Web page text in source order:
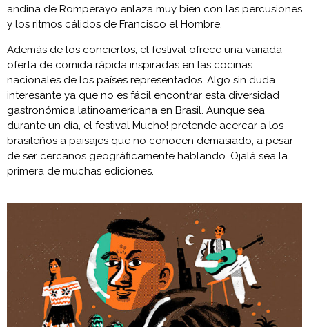
andina de Romperayo enlaza muy bien con las percusiones
y los ritmos cálidos de Francisco el Hombre.
Además de los conciertos, el festival ofrece una variada
oferta de comida rápida inspiradas en las cocinas
nacionales de los países representados. Algo sin duda
interesante ya que no es fácil encontrar esta diversidad
gastronómica latinoamericana en Brasil. Aunque sea
durante un día, el festival Mucho! pretende acercar a los
brasileños a paisajes que no conocen demasiado, a pesar
de ser cercanos geográficamente hablando. Ojalá sea la
primera de muchas ediciones.